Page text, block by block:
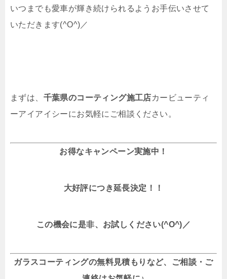
いつまでも愛車が輝き続けられるようお手伝いさせて
いただきます(^O^)／
まずは、 千葉県のコーティング施工店 カービューティ
ーアイアイシーにお気軽にご相談ください。
お得なキャンペーン実施中！
大好評につき延長決定！！
この機会に是非、お試しください(^O^)／
ガラスコーティングの無料見積もりなど、ご相談・ご